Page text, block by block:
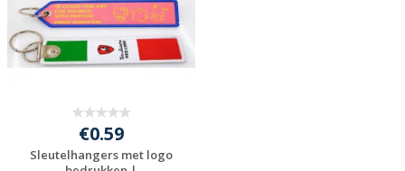
€0.59
Sleutelhangers met logo